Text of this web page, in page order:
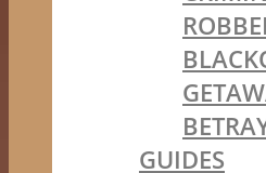
GUIDES